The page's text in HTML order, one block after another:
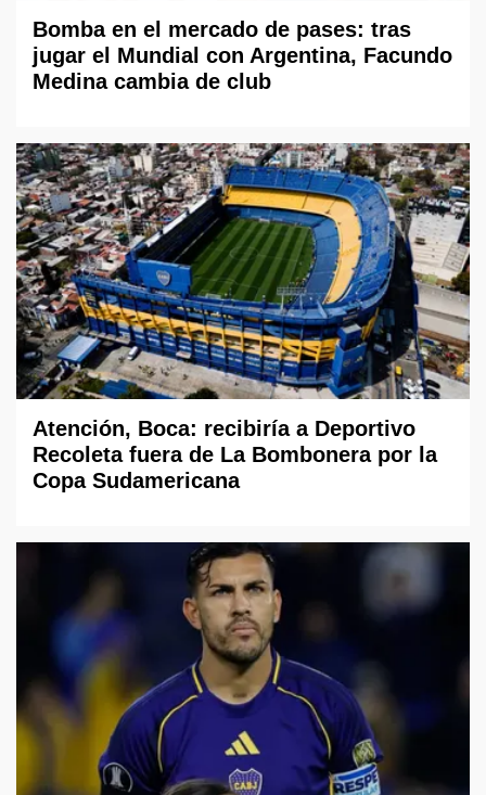
Bomba en el mercado de pases: tras
jugar el Mundial con Argentina, Facundo
Medina cambia de club
Atención, Boca: recibiría a Deportivo
Recoleta fuera de La Bombonera por la
Copa Sudamericana